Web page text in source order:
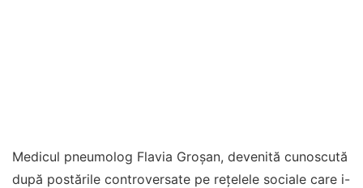
Medicul pneumolog Flavia Groșan, devenită cunoscută
după postările controversate pe rețelele sociale care i-